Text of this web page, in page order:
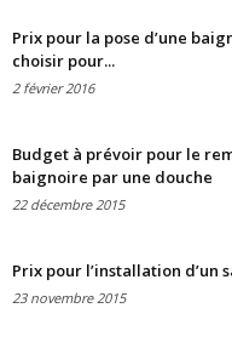
Prix pour la pose d’une
choisir pour...
2 février 2016
Budget à prévoir pour le
baignoire par une douche
22 décembre 2015
Prix pour l’installation d’un
23 novembre 2015